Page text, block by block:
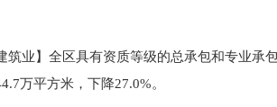
】全区具有资质等级的总承包和专业承包
万平方米，下降27.0%。